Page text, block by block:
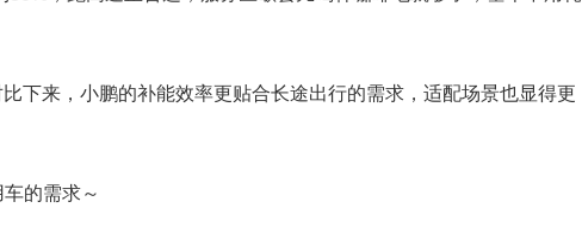
下来，小鹏的补能效率更贴合长途出行的需求，适配场景也显得更
的需求～